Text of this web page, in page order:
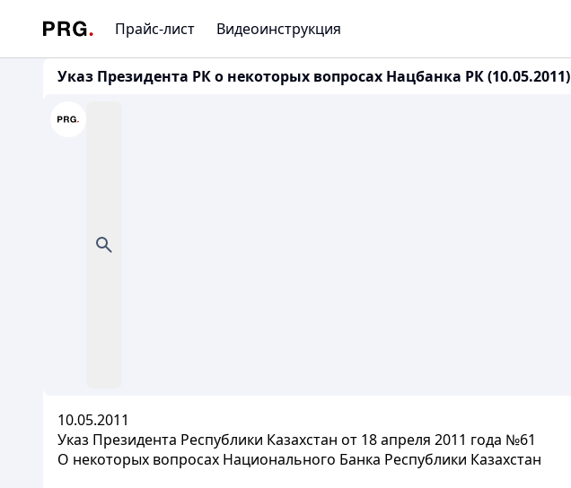
Прайс-лист Видеоинструкция
Указ Президента РК о некоторых вопросах Нацбанка РК (10.05.2011)
10.05.2011
Указ Президента Республики Казахстан от 18 апреля 2011 года №61
О некоторых вопросах Национального Банка Республики Казахстан